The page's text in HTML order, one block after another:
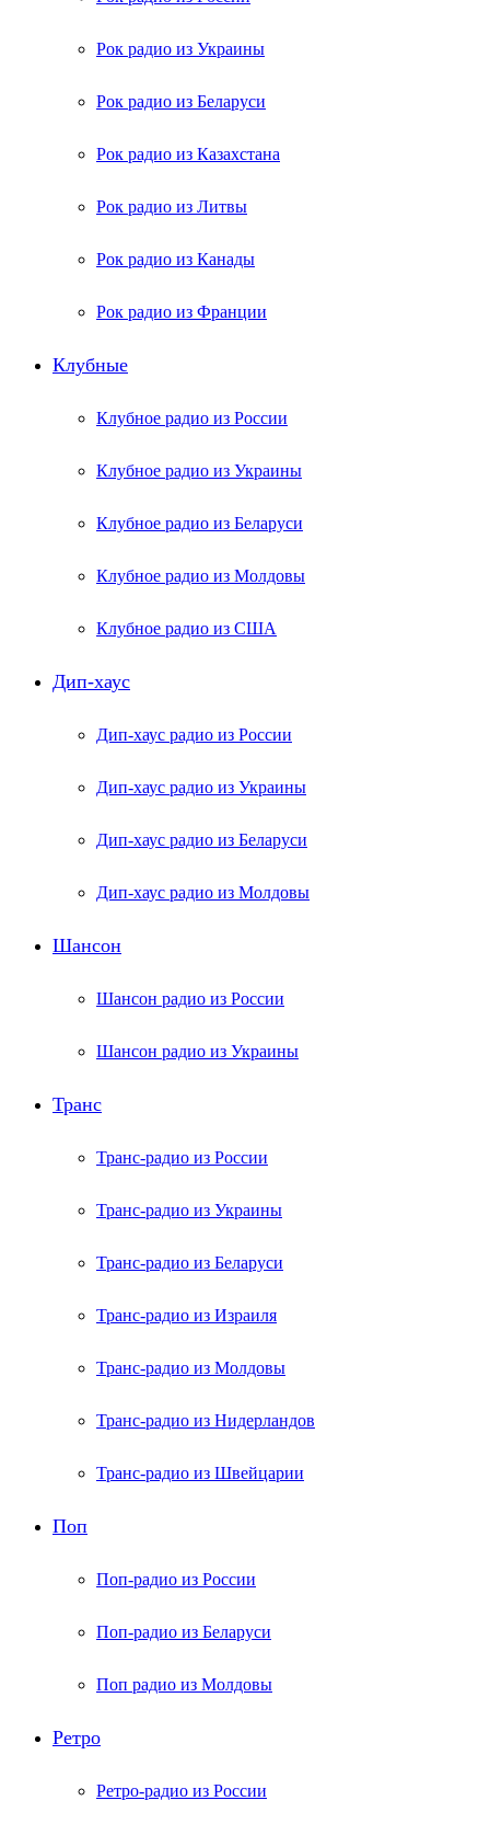
Рок радио из Украины
Рок радио из Беларуси
Рок радио из Казахстана
Рок радио из Литвы
Рок радио из Канады
Рок радио из Франции
Клубные
Клубное радио из России
Клубное радио из Украины
Клубное радио из Беларуси
Клубное радио из Молдовы
Клубное радио из США
Дип-хаус
Дип-хаус радио из России
Дип-хаус радио из Украины
Дип-хаус радио из Беларуси
Дип-хаус радио из Молдовы
Шансон
Шансон радио из России
Шансон радио из Украины
Транс
Транс-радио из России
Транс-радио из Украины
Транс-радио из Беларуси
Транс-радио из Израиля
Транс-радио из Молдовы
Транс-радио из Нидерландов
Транс-радио из Швейцарии
Поп
Поп-радио из России
Поп-радио из Беларуси
Поп радио из Молдовы
Ретро
Ретро-радио из России